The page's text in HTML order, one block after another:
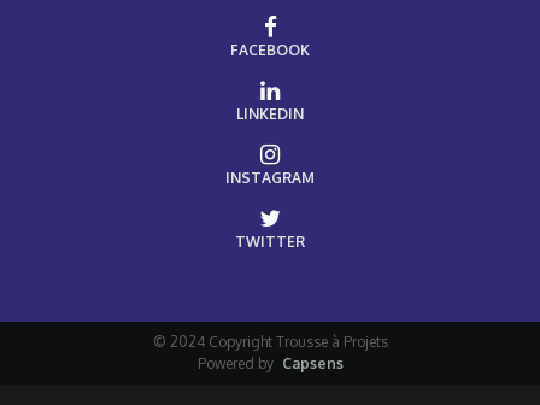
FACEBOOK
LINKEDIN
INSTAGRAM
TWITTER
© 2024 Copyright Trousse à Projets
Powered by Capsens